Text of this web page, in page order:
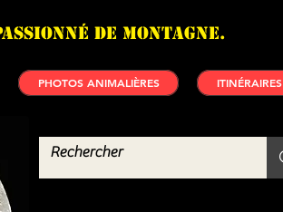
de montagne.
PHOTOS ANIMALIÈRES ITINÉRAIRES